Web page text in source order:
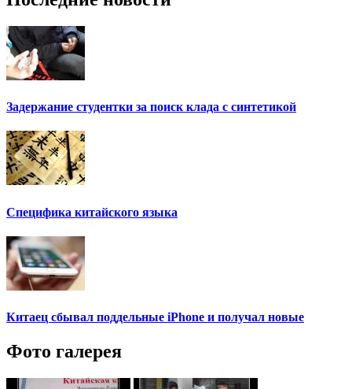
Задержание студентки за поиск клада с синтетикой
Специфика китайского языка
Китаец сбывал поддельные iPhone и получал новые
Фото галерея